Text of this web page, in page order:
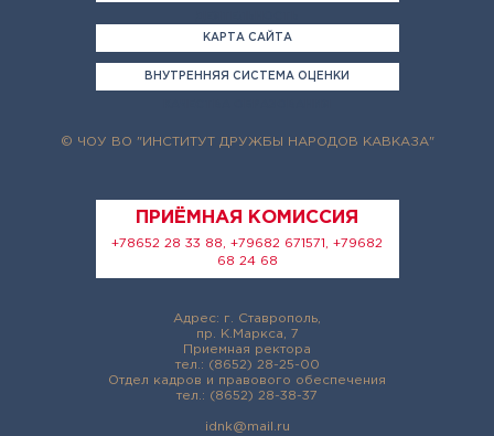
КАРТА САЙТА
ВНУТРЕННЯЯ СИСТЕМА ОЦЕНКИ
© ЧОУ ВО "ИНСТИТУТ ДРУЖБЫ НАРОДОВ КАВКАЗА"
ПРИЁМНАЯ КОМИССИЯ
+78652 28 33 88, +79682 671571, +79682
68 24 68
Адрес: г. Ставрополь,
пр. К.Маркса, 7
Приемная ректора
тел.: (8652) 28-25-00
Отдел кадров и правового обеспечения
тел.: (8652) 28-38-37
idnk@mail.ru